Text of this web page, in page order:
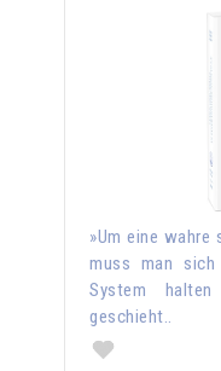
»Um eine
muss man
System
geschieht..